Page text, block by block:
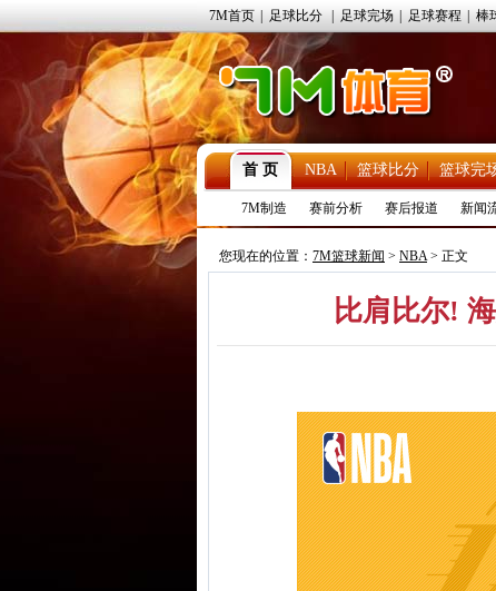
7M首页 足球比分 足球完场 足球赛程 棒
首 页 NBA 篮球比分 篮球完
7M制造 赛前分析 赛后报道 新闻
您现在的位置： 7M篮球新闻 > NBA> 正文
比肩比尔!